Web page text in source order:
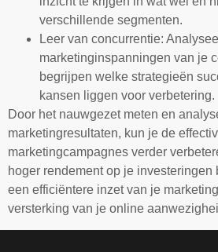
verschillende segmenten.
Leer van concurrentie:
marketinginspanningen van je
begrijpen welke strategieën
kansen liggen voor verbetering.
Door het nauwgezet meten en
marketingresultaten, kun je de
marketingcampagnes verder
hoger rendement op je investeringen
een efficiëntere inzet van je
versterking van je online